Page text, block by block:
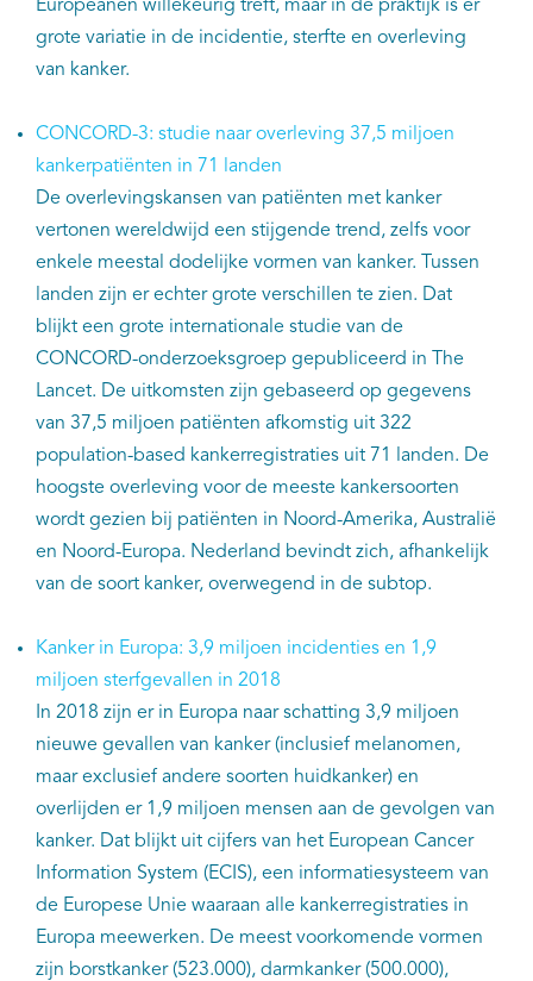
Europeanen willekeurig treft, maar in de praktijk is er
grote variatie in de incidentie, sterfte en overleving
van kanker.
CONCORD-3: studie naar overleving 37,5 miljoen
kankerpatiënten in 71 landen
De overlevingskansen van patiënten met kanker
vertonen wereldwijd een stijgende trend, zelfs voor
enkele meestal dodelijke vormen van kanker. Tussen
landen zijn er echter grote verschillen te zien. Dat
blijkt een grote internationale studie van de
CONCORD-onderzoeksgroep gepubliceerd in The
Lancet. De uitkomsten zijn gebaseerd op gegevens
van 37,5 miljoen patiënten afkomstig uit 322
population-based kankerregistraties uit 71 landen. De
hoogste overleving voor de meeste kankersoorten
wordt gezien bij patiënten in Noord-Amerika, Australië
en Noord-Europa. Nederland bevindt zich, afhankelijk
van de soort kanker, overwegend in de subtop.
Kanker in Europa: 3,9 miljoen incidenties en 1,9
miljoen sterfgevallen in 2018
In 2018 zijn er in Europa naar schatting 3,9 miljoen
nieuwe gevallen van kanker (inclusief melanomen,
maar exclusief andere soorten huidkanker) en
overlijden er 1,9 miljoen mensen aan de gevolgen van
kanker. Dat blijkt uit cijfers van het European Cancer
Information System (ECIS), een informatiesysteem van
de Europese Unie waaraan alle kankerregistraties in
Europa meewerken. De meest voorkomende vormen
zijn borstkanker (523.000), darmkanker (500.000),